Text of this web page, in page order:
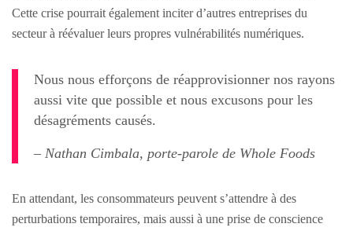
Cette crise pourrait également inciter d’autres entreprises du
secteur à réévaluer leurs propres vulnérabilités numériques.
Nous nous efforçons de réapprovisionner nos rayons
aussi vite que possible et nous excusons pour les
désagréments causés.
– Nathan Cimbala, porte-parole de Whole Foods
En attendant, les consommateurs peuvent s’attendre à des
perturbations temporaires, mais aussi à une prise de conscience